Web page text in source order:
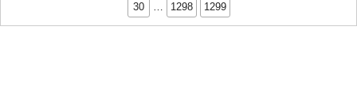
30 … 1298 1299